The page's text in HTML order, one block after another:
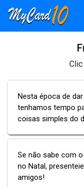
Nesta época de
tenhamos tempo
coisas simples do
Se não sabe com
no Natal,
amigos!